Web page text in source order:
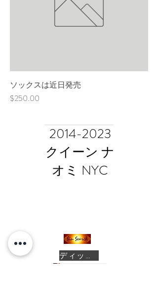
ソックスは近日発売
価格
$250.00
2014-2023
クイーン ナ
オミ NYC
ディッキー・ヴァージン